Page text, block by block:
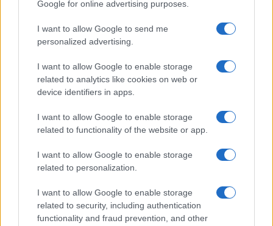
Google for online advertising purposes.
I want to allow Google to send me
personalized advertising.
I want to allow Google to enable storage
related to analytics like cookies on web or
device identifiers in apps.
I want to allow Google to enable storage
related to functionality of the website or app.
I want to allow Google to enable storage
related to personalization.
I want to allow Google to enable storage
related to security, including authentication
functionality and fraud prevention, and other
Freestyle navdušuje s poletno
Vlom v hišo pri Slovenj Gradcu,
modema
Več iz kategorije Novice
Plohe in nevihte bodo do
večera zajele večji del države
V Črni na Koroškem se začenja